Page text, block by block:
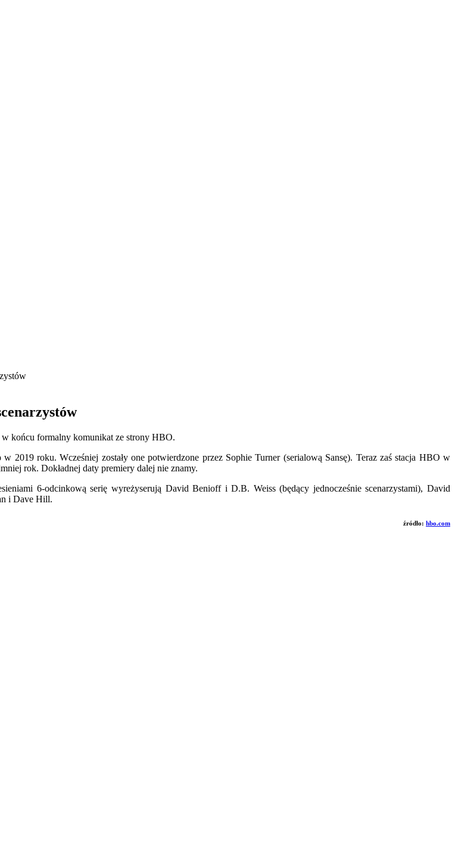
w końcu formalny komunikat ze strony HBO.
w 2019 roku. Wcześniej zostały one potwierdzone przez Sophie Turner (serialową Sansę). Teraz zaś stacja HBO w
rok. Dokładnej daty premiery dalej nie znamy.
6-odcinkową serię wyreżyserują David Benioff i D.B. Weiss (będący jednocześnie scenarzystami), David
i Dave Hill.
źródło: hbo.com